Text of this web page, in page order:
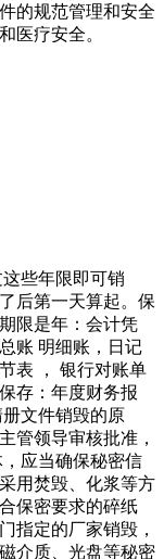
的规范管理和安全
医疗安全。
些年限即可销
后第一天算起。保
限是年：会计凭
账 明细账，日记
表 ， 银行对账单
存：年度财务报
文件销毁的原
管领导审核批准，
应当确保秘密信
用焚毁、化浆等方
保密要求的碎纸
指定的厂家销毁，
介质、光盘等秘密